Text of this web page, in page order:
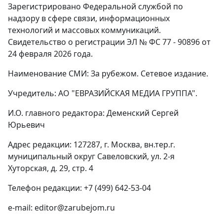
Зарегистрировано Федеральной службой по
надзору в сфере связи, информационных
технологий и массовых коммуникаций.
Свидетельство о регистрации ЭЛ № ФС 77 - 90896 от
24 февраля 2026 года.
Наименование СМИ: За рубежом. Сетевое издание.
Учредитель: АО "ЕВРАЗИЙСКАЯ МЕДИА ГРУППА".
И.О. главного редактора: Деменский Сергей
Юрьевич
Адрес редакции: 127287, г. Москва, вн.тер.г.
муниципальный округ Савеловский, ул. 2-я
Хуторская, д. 29, стр. 4
Телефон редакции: +7 (499) 642-53-04
e-mail: editor@zarubejom.ru